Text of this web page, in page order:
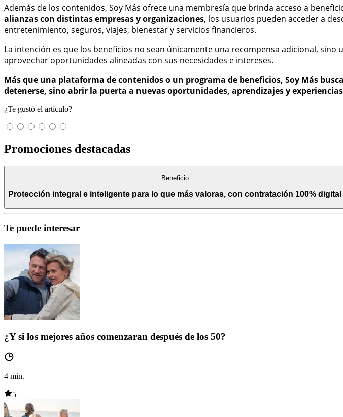
Además de los contenidos, Soy Más ofrece una membresía que brinda acceso a
alianzas con distintas empresas y organizaciones, los usuarios pueden acceder a
entretenimiento, seguros, viajes, bienestar y servicios financieros.
La intención es que los beneficios no sean únicamente una recompensa adicional,
aprovechar oportunidades alineadas con sus necesidades e intereses.
Más que una plataforma de contenidos o un programa de beneficios, Soy Más
detenerse, sino abrir la puerta a nuevas oportunidades, aprendizajes y
¿Te gustó el artículo?
Promociones destacadas
Beneficio
Protección integral e inteligente para lo que más valoras, con contratación 100% digital
Te puede interesar
¿Y si los mejores años comenzaran después de los 50?
4 min.
5